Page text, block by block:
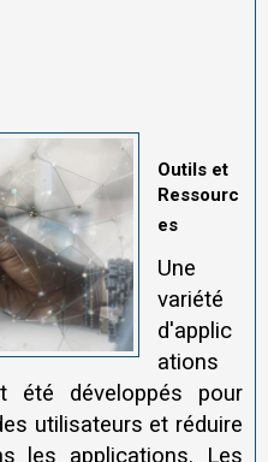
Outils et
Ressourc
es
Une
variété
d'applic
ations
été développés pour
utilisateurs et réduire
les applications. Les